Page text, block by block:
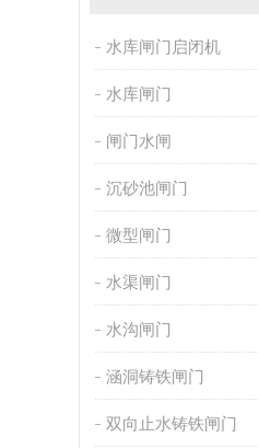
水库闸门启闭机
水库闸门
闸门水闸
沉砂池闸门
微型闸门
水渠闸门
水沟闸门
涵洞铸铁闸门
双向止水铸铁闸门